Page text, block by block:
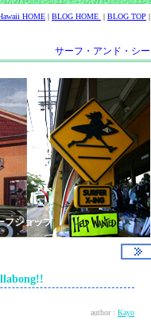
HOME | BLOG HOME | BLOG TOP |
サーフ・アンド・シー
フショップ
author : Kayo